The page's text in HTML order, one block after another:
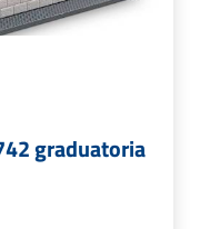
graduatoria